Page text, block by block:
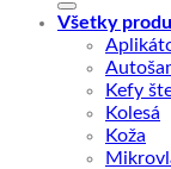
Všetky
Kefy
Kolesá
Koža